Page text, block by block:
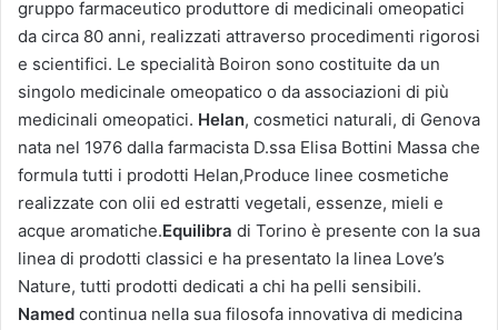
gruppo farmaceutico produttore di medicinali omeopatici
da circa 80 anni, realizzati attraverso procedimenti rigorosi
e scientifici. Le specialità Boiron sono costituite da un
singolo medicinale omeopatico o da associazioni di più
medicinali omeopatici. Helan, cosmetici naturali, di Genova
nata nel 1976 dalla farmacista D.ssa Elisa Bottini Massa che
formula tutti i prodotti Helan,Produce linee cosmetiche
realizzate con olii ed estratti vegetali, essenze, mieli e
acque aromatiche.Equilibra di Torino è presente con la sua
linea di prodotti classici e ha presentato la linea Love’s
Nature, tutti prodotti dedicati a chi ha pelli sensibili.
Named continua nella sua filosofa innovativa di medicina